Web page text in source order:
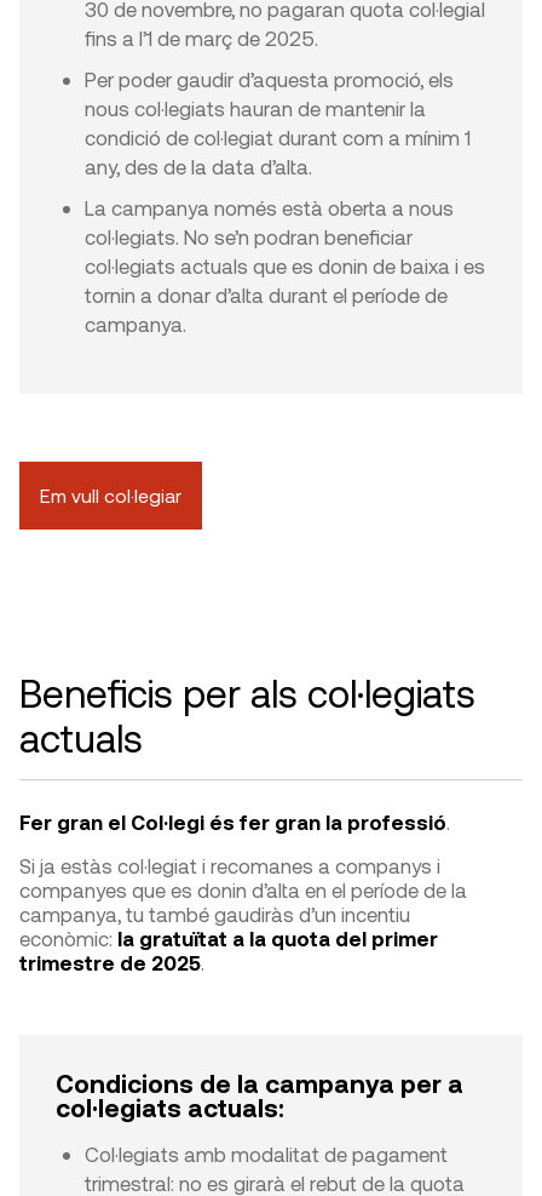
30 de novembre, no pagaran quota col·legial
fins a l’1 de març de 2025.
Per poder gaudir d’aquesta promoció, els
nous col·legiats hauran de mantenir la
condició de col·legiat durant com a mínim 1
any, des de la data d’alta.
La campanya només està oberta a nous
col·legiats. No se’n podran beneficiar
col·legiats actuals que es donin de baixa i es
tornin a donar d’alta durant el període de
campanya.
Em vull col·legiar
Beneficis per als col·legiats
actuals
Fer gran el Col·legi és fer gran la professió
Si ja estàs col·legiat i recomanes a companys i
companyes que es donin d’alta en el període de la
campanya, tu també gaudiràs d’un incentiu
econòmic: la gratuïtat a la quota del primer
trimestre de 2025
Condicions de la campanya per a
col·legiats actuals:
Col·legiats amb modalitat de pagament
trimestral: no es girarà el rebut de la quota